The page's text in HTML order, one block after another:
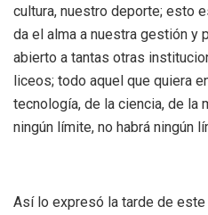
cultura, nuestro deporte; esto
da el alma a nuestra gestión y
abierto a tantas otras
liceos; todo aquel que quiera
tecnología, de la ciencia, de la
ningún límite, no habrá ningún
Así lo expresó la tarde de